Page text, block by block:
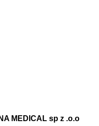
MEDICAL sp z .o.o